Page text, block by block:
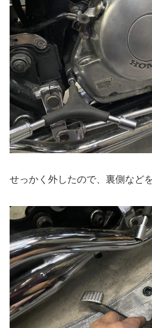
せっかく外したので、裏側など